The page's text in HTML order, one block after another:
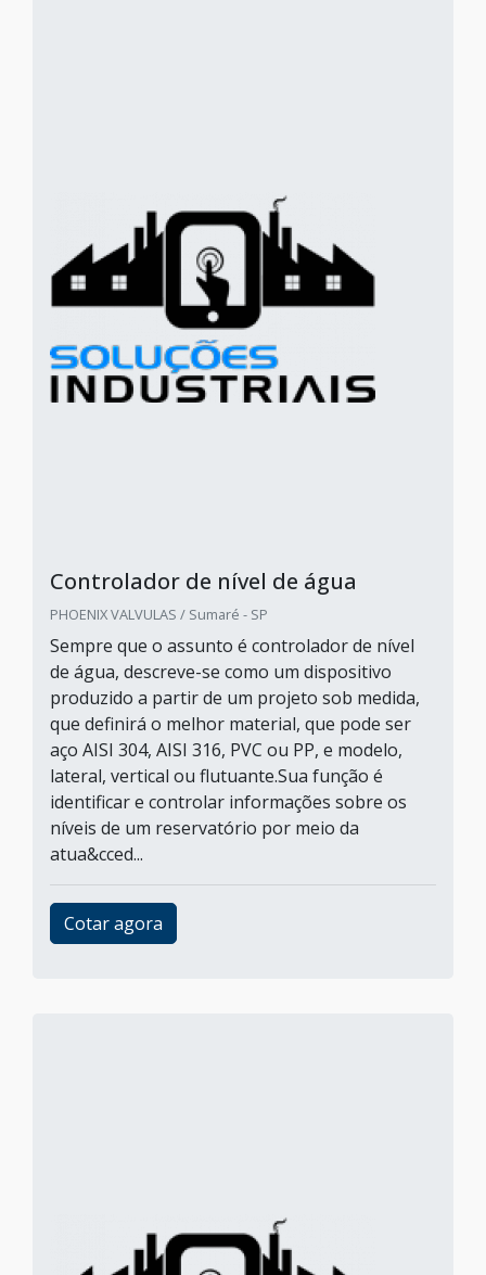
Controlador de nível de água
PHOENIX VALVULAS / Sumaré - SP
Sempre que o assunto é controlador de nível
de água, descreve-se como um dispositivo
produzido a partir de um projeto sob medida,
que definirá o melhor material, que pode ser
aço AISI 304, AISI 316, PVC ou PP, e modelo,
lateral, vertical ou flutuante.Sua função é
identificar e controlar informações sobre os
níveis de um reservatório por meio da
atua&cced...
Cotar agora